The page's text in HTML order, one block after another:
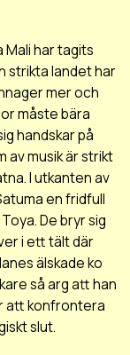
Mali har tagits
strikta landet har
mer och
måste bära
handskar på
av musik är strikt
I utkanten av
en fridfull
De bryr sig
i ett tält där
älskade ko
så arg att han
att konfrontera
slut.